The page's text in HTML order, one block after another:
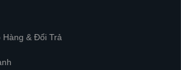
Hàng & Đổi Trả